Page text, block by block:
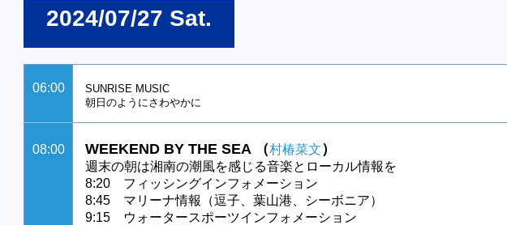
2024/07/27 Sat.
06:00
SUNRISE MUSIC
朝日のようにさわやかに
08:00 WEEKEND BY THE SEA （村椿菜文）
週末の朝は湘南の潮風を感じる音楽とローカル情報を
8:20 フィッシングインフォメーション
8:45 マリーナ情報（逗子、葉山港、シーボニア）
9:15 ウォータースポーツインフォメーション